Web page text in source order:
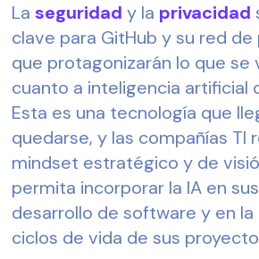
La seguridad y la privacidad
clave para GitHub y su red
que protagonizarán lo que se
cuanto a inteligencia artificial
Esta es una tecnología que
quedarse, y las compañías TI
mindset estratégico y de
permita incorporar la IA en
desarrollo de software y en
ciclos de vida de sus